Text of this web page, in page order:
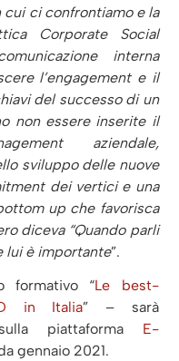
ci confrontiamo e la
Corporate Social
interna
l’engagement e il
del successo di un
non essere inserite il
aziendale,
sviluppo delle nuove
dei vertici e una
up che favorisca
diceva “Quando parli
lui è importante”.
formativo “Le best-
in Italia” – sarà
piattaforma E-
gennaio 2021.